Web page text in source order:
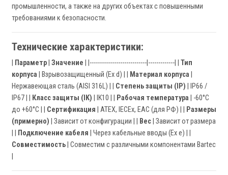
промышленности, а также на других объектах с повышенными
требованиями к безопасности.
Технические характеристики:
Параметр Значение | |----------------------------|-------------| | Тип
корпуса | Взрывозащищенный (Ex d) | | Материал корпуса
Нержавеющая сталь (AISI 316L) | | Степень защиты (IP) | IP66 /
IP67 | |
Класс защиты (IK) | IK10 | | Рабочая температура | -60°C
до +60°C | | Сертификация | ATEX, IECEx, EAC (для РФ) | |
Размеры
(примерно) | Зависит от конфигурации | | Вес | Зависит от размера
Подключение кабеля | Через кабельные вводы (Ex e) | |
Совместимость | Совместим с различными компонентами Bartec